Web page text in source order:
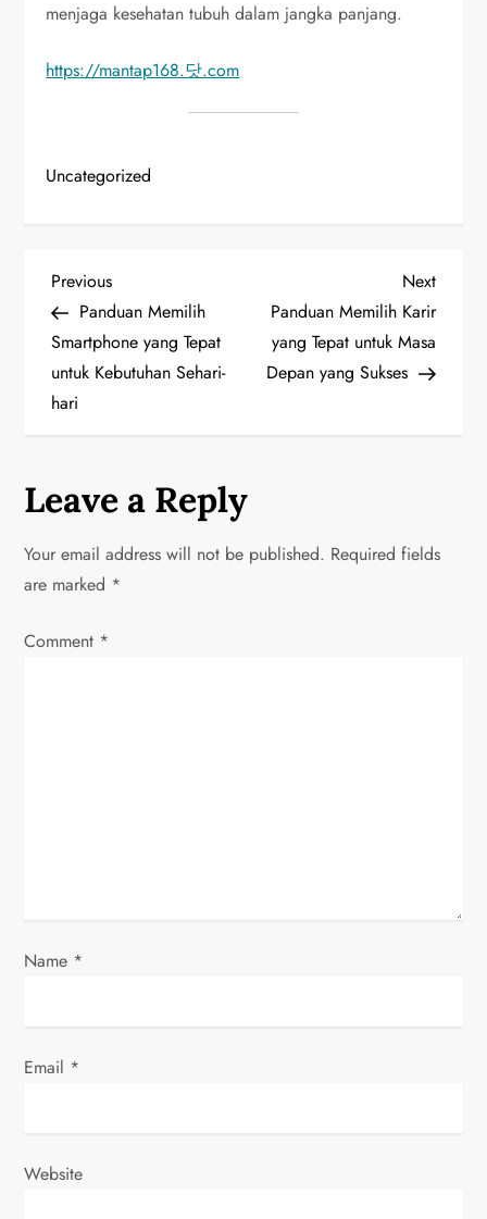
menjaga kesehatan tubuh dalam jangka panjang.
https://mantap168.닷.com
Uncategorized
P
o
s
a
v
Previous
Post
Previous
Panduan Memilih
Smartphone yang Tepat
untuk Kebutuhan Sehari-
hari
Next
Post
Next
Panduan Memilih Karir
yang Tepat untuk Masa
Depan yang Sukses
Leave a Reply
Your email address will not be published. Required fields
are marked *
Comment *
Name *
Email *
Website